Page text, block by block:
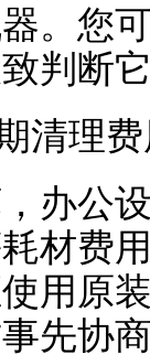
。您
判断
清理费
公设
材费
用原
先协